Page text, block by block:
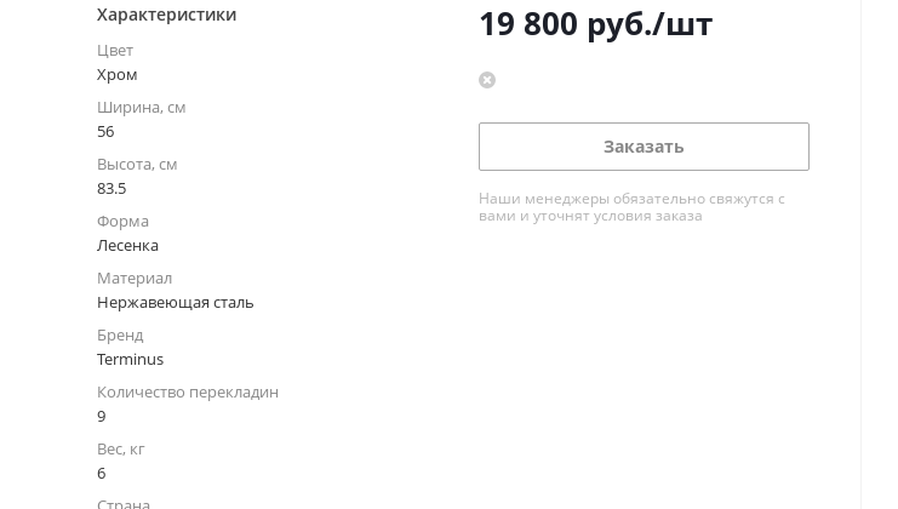
Характеристики
Цвет
Хром
Ширина, см
56
Высота, см
83.5
Форма
Лесенка
Материал
Нержавеющая сталь
Бренд
Terminus
Количество перекладин
9
Вес, кг
6
19 800 руб./шт
Заказать
Наши менеджеры обязательно свяжутся с
вами и уточнят условия заказа